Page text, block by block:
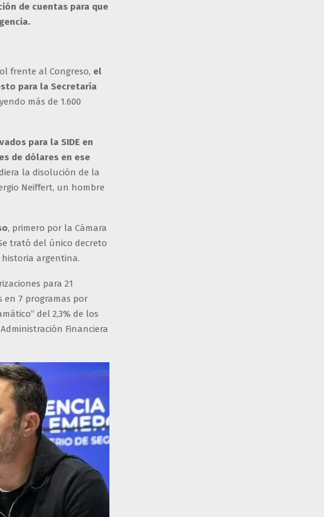
de cuentas para que
frente al Congreso, el
para la Secretaría
más de 1.600
para la SIDE en
de dólares en ese
la disolución de la
Neiffert, un hombre
, primero por la Cámara
trató del único decreto
historia argentina.
para 21
en 7 programas por
del 2,3% de los
Financiera